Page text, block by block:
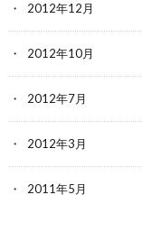
2012年12月
2012年10月
2012年7月
2012年3月
2011年5月